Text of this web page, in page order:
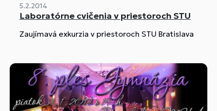
5.2.2014
Laboratórne cvičenia v priestoroch STU
Zaujímavá exkurzia v priestoroch STU Bratislava